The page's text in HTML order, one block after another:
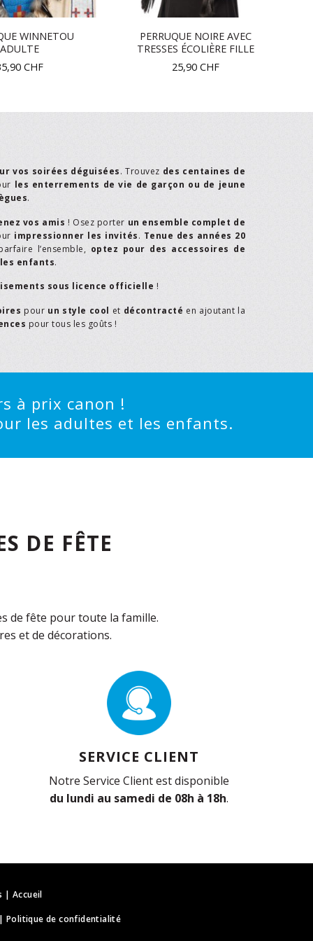
WINNETOU
ADULTE
CHF
PERRUQUE NOIRE AVEC
TRESSES ÉCOLIÈRE FILLE
25,90 CHF
vos soirées déguisées. Trouvez des centaines de
les enterrements de vie de garçon ou de jeune
.
vos amis ! Osez porter un ensemble complet de
impressionner les invités. Tenue des années 20
l’ensemble, optez pour des accessoires de
les enfants.
sous licence officielle !
pour un style cool et décontracté en ajoutant la
pour tous les goûts !
à prix canon !
les adultes et les enfants.
DE FÊTE
de fête pour toute la famille.
et de décorations.
SERVICE CLIENT
Notre Service Client est disponible
du lundi au samedi de 08h à 18h.
|Accueil
Politique de confidentialité